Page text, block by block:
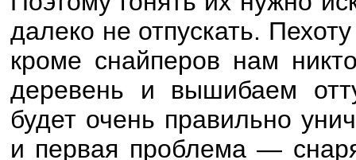
далеко не отпускать.
кроме снайперов нам
деревень и вышибаем
будет очень правильно
и первая проблема —